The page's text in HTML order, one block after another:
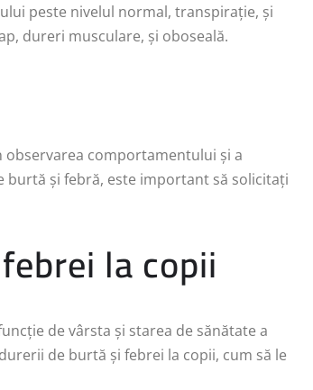
peste nivelul normal, transpirație, și
dureri musculare, și oboseală.
comportamentului și a
și febră, este important să solicitați
la copii
de vârsta și starea de sănătate a
de burtă și febrei la copii, cum să le